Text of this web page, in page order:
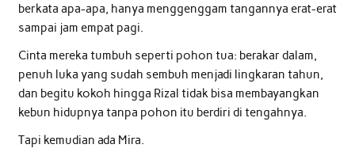
berkata apa-apa, hanya menggenggam tangannya erat-erat
sampai jam empat pagi.
Cinta mereka tumbuh seperti pohon tua: berakar dalam,
penuh luka yang sudah sembuh menjadi lingkaran tahun,
dan begitu kokoh hingga Rizal tidak bisa membayangkan
kebun hidupnya tanpa pohon itu berdiri di tengahnya.
Tapi kemudian ada Mira.